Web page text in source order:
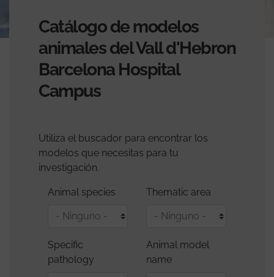
Catálogo de modelos
animales del Vall d'Hebron
Barcelona Hospital
Campus
Utiliza el buscador para encontrar los
modelos que necesitas para tu
investigación.
Animal species
- Ninguno -
Thematic area
- Ninguno -
Specific
pathology
Animal model
name